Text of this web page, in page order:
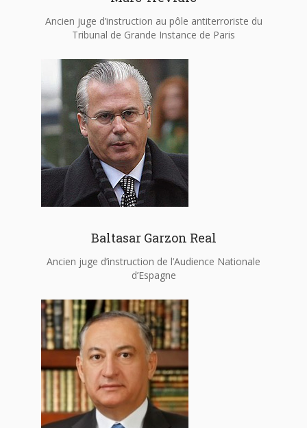
Ancien juge d’instruction au pôle antiterroriste du
Tribunal de Grande Instance de Paris
Baltasar Garzon Real
Ancien juge d’instruction de l’Audience Nationale
d’Espagne